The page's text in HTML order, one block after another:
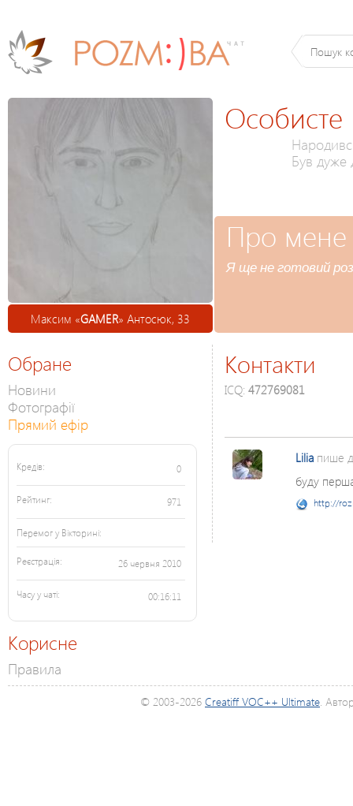
Максим «GAMER» Антосюк, 33
Особисте
Був дуже
Про мене
Я ще не готовий
Обране
Новини
Фотографії
Прямий ефір
Кредів: 0
Рейтинг: 971
Перемог у Вікторині:
Реєстрація: 26 червня 2010
Часу у чаті: 00:16:11
Корисне
Правила
Контакти
ICQ: 472769081
Lilia пише
буду
http://
© 2003-2026 Creatiff VOC++ Ultimate.